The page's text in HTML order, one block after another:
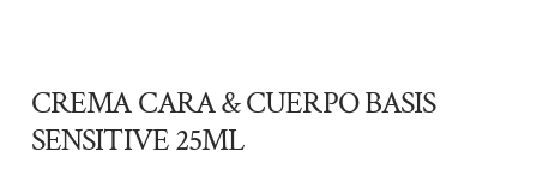
CREMA CARA & CUERPO BASIS
SENSITIVE 25ML